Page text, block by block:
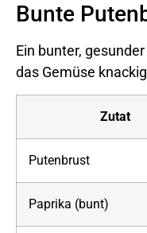
Bunte
Ein bunter,
das Gemüse
Zutat
Putenbrust
Paprika (bunt)